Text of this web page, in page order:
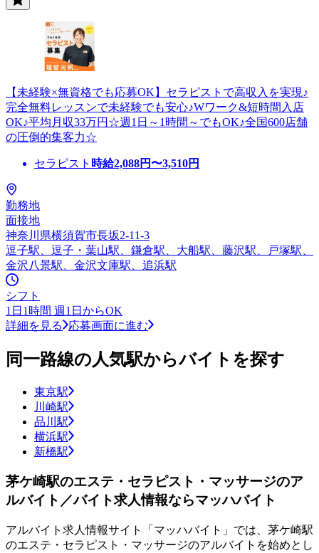
【未経験×無資格でも応募OK】セラピストで高収入を実現♪
完全無料レッスンで未経験でも安心♪Wワーク&短時間入店
OK♪平均月収33万円☆週1日～1時間～でもOK♪全国600店舗
の圧倒的集客力☆
セラピスト 時給2,088円〜3,510円
勤務地
面接地
神奈川県横須賀市長坂2-11-3
逗子駅、逗子・葉山駅、鎌倉駅、大船駅、藤沢駅、戸塚駅、
金沢八景駅、金沢文庫駅、追浜駅
シフト
1日1時間 週1日からOK
詳細を見る
応募画面に進む
同一路線の人気駅からバイトを探す
東京駅
川崎駅
品川駅
横浜駅
新橋駅
茅ケ崎駅のエステ・セラピスト・マッサージのア
ルバイト／バイト求人情報ならマッハバイト
アルバイト求人情報サイト「マッハバイト」では、茅ケ崎駅
のエステ・セラピスト・マッサージのアルバイトを始めとし